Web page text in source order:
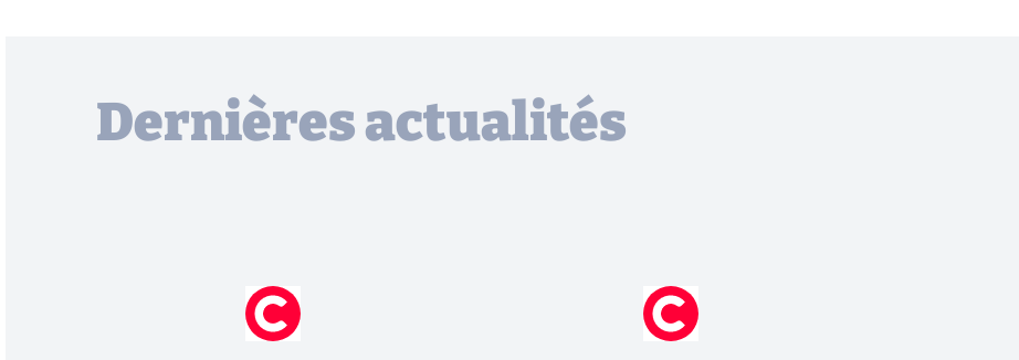
Dernières actualités